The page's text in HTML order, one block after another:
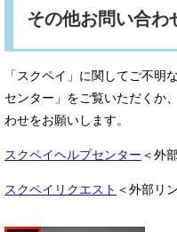
その他お問い合わ
「スクペイ」に関してご不明
センター」をご覧いただくか
わせをお願いします。
スクペイヘルプセンター ＜外
スクペイリクエスト ＜外部リ